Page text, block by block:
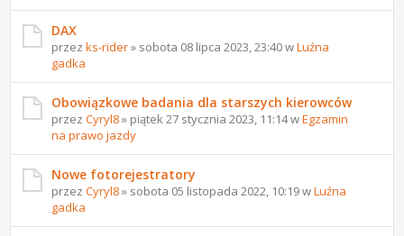
DAX
przezks-rider» sobota 08 lipca 2023, 23:40 wLuźna
gadka
Obowiązkowe badania dla starszych kierowców
przezCyryl8» piątek 27 stycznia 2023, 11:14 wEgzamin
na prawo jazdy
Nowe fotorejestratory
przezCyryl8» sobota 05 listopada 2022, 10:19 wLuźna
gadka